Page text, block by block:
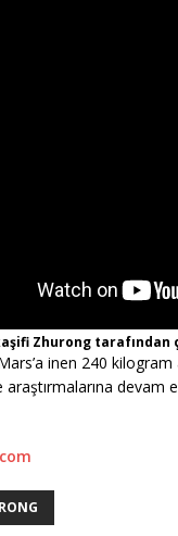
Zhurong
inen 240
devam